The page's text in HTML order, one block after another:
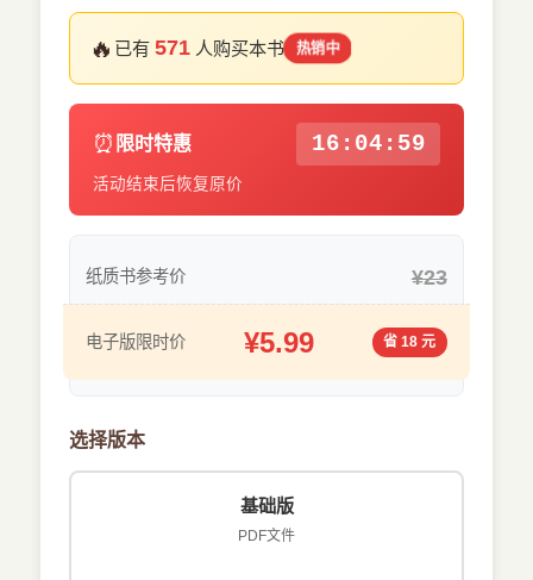
🔥 已有571 人购买本书 热销中
⏰ 限时特惠 16:04:59
活动结束后恢复原价
纸质书参考价 ¥23
电子版限时价 ¥5.99 省 18 元
选择版本
基础版
PDF文件